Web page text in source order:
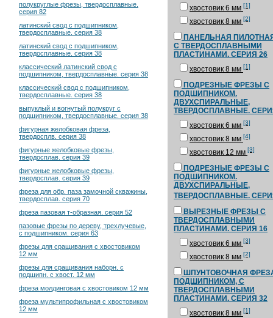
полукруглые фрезы, твердосплавные.
серия 82
латинский свод с подшипником,
твердосплавные. серия 38
латинский свод с подшипником,
твердосплавные. серия 38
классический латинский свод с
подшипником, твердосплавные. серия 38
классический свод с подшипником,
твердосплавные. серия 38
выпуклый и вогнутый полукруг с
подшипником, твердосплавные. серия 38
фигурная желобковая фреза,
твердосплв. серия 38
фигурные желобковые фрезы,
твердосплав. серия 39
фигурные желобковые фрезы,
твердосплав. серия 39
фреза для обр. паза замочной скважины,
твердосплав. серия 70
фреза пазовая т-образная. серия 52
пазовые фрезы по дереву, трехлучевые,
с подшипником. серия 63
фрезы для сращивания с хвостовиком
12 мм
фрезы для сращивания наборн. с
подшипн. с хвост. 12 мм
фреза молдинговая с хвостовиком 12 мм
фреза мультипрофильная с хвостовиком
12 мм
хвостовик 6 мм [1]
хвостовик 8 мм [2]
ПАНЕЛЬНАЯ
С ТВЕРДОСПЛАВНЫМИ
ПЛАСТИНАМИ. СЕРИЯ 26
хвостовик 8 мм [1]
ПОДРЕЗНЫЕ ФРЕЗЫ С
ПОДШИПНИКОМ.
ДВУХСПИРАЛЬНЫЕ,
ТВЕРДОСПЛАВНЫЕ.
хвостовик 6 мм [3]
хвостовик 8 мм [4]
хвостовик 12 мм [3]
ПОДРЕЗНЫЕ ФРЕЗЫ С
ПОДШИПНИКОМ.
ДВУХСПИРАЛЬНЫЕ,
ТВЕРДОСПЛАВНЫЕ.
ВЫРЕЗНЫЕ ФРЕЗЫ С
ТВЕРДОСПЛАВНЫМИ
ПЛАСТИНАМИ. СЕРИЯ 16
хвостовик 6 мм [3]
хвостовик 8 мм [2]
ШПУНТОВОЧНАЯ
ПОДШИПНИКОМ, С
ТВЕРДОСПЛАВНЫМИ
ПЛАСТИНАМИ. СЕРИЯ 32
хвостовик 8 мм [1]